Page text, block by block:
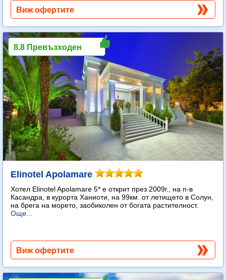
Виж офертите
Elinotel Apolamare
Хотел Elinotel Apolamare 5* е открит през 2009г., на п-в
Касандра, в курорта Ханиоти, на 99км. от летището в Солун,
на брега на морето, заобиколен от богата растителност.
Още...
8.8 Превъзходен
Виж офертите